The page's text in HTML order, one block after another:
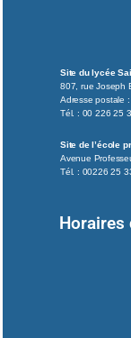
Site du lycée
807, rue Joseph
Adresse postale
Tél. : 00 226 25
Site de l’école
Avenue
Tél. : 00226 25
Horaires